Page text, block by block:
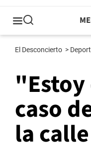
El Desconcierto >
caso
la calle